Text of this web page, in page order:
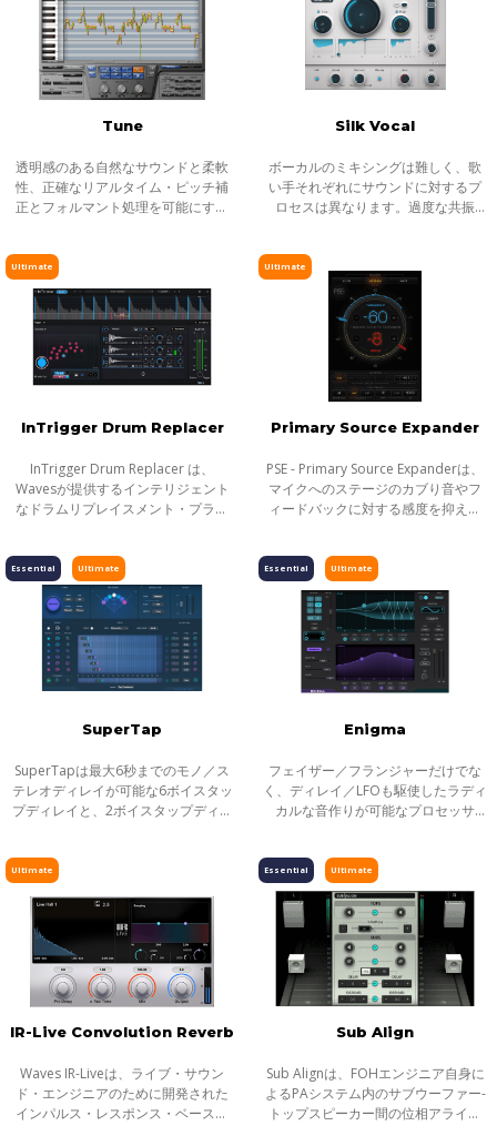
Tune
透明感のある自然なサウンドと柔軟
性、正確なリアルタイム・ピッチ補
正とフォルマント処理を可能にする
べて搭載し、素晴らしいボーカル・
テイクを
Silk Vocal
ボーカルのミキシングは難しく、歌
い手それぞれにサウンドに対するプ
ロセスは異なります。過度な共振
素も多く、それらを取り除くには、
時間と知識
Ultimate
InTrigger Drum Replacer
InTrigger Drum Replacer は、
Wavesが提供するインテリジェント
なドラムリプレイスメント・プラグ
ス・ブリードを高精度に解析し、プ
ロフェッショナ
Ultimate
Primary Source Expander
PSE - Primary Source Expanderは、
マイクへのステージのカブり音やフ
ィードバックに対する感度を抑える
るアイドルの状態のマイク・レベル
を自動
Ultimate
Essential
SuperTap
SuperTapは最大6秒までのモノ／ス
テレオディレイが可能な6ボイスタッ
プディレイと、2ボイスタップディレ
Ultimate
Essential
Enigma
フェイザー／フランジャーだけでな
く、ディレイ／LFOも駆使したラディ
カルな音作りが可能なプロセッサ
あなたの音をねじったり、曲げ伸ば
したり、
Ultimate
IR-Live Convolution Reverb
Waves IR-Liveは、ライブ・サウン
ド・エンジニアのために開発された
インパルス・レスポンス・ベースの
Ultimate
Essential
Sub Align
Sub Alignは、FOHエンジニア自身に
よるPAシステム内のサブウーファー-
トップスピーカー間の位相アライメ